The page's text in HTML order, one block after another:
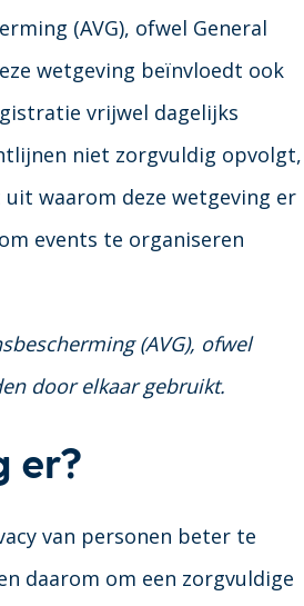
(AVG), ofwel General
wetgeving beïnvloedt ook
vrijwel dagelijks
niet zorgvuldig opvolgt,
waarom deze wetgeving er
events te organiseren
(AVG), ofwel
door elkaar gebruikt.
er?
van personen beter te
daarom om een zorgvuldige